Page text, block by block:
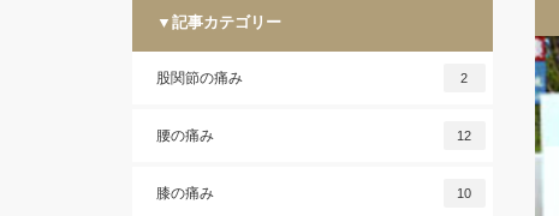
▼記事カテゴリー
股関節の痛み 2
腰の痛み 12
膝の痛み 10